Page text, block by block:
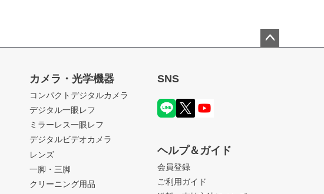
カメラ・光学機器
コンパクトデジタルカメラ
デジタル一眼レフ
ミラーレス一眼レフ
デジタルビデオカメラ
レンズ
一脚・三脚
クリーニング用品
SNS
ヘルプ＆ガイド
会員登録
ご利用ガイド